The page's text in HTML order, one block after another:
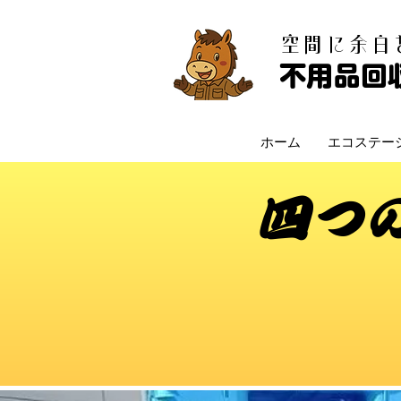
空間に余白
不用品回
ホーム エコステー
四つ